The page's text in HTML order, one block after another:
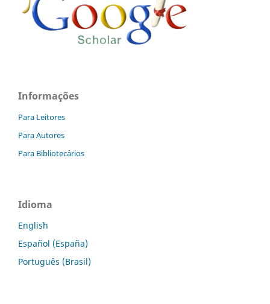
Informações
Para Leitores
Para Autores
Para Bibliotecários
Idioma
English
Español (España)
Português (Brasil)